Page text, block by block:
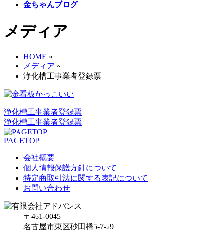
金ちゃんブログ
メディア
HOME »
メディア »
浄化槽工事業者登録票
浄化槽工事業者登録票
浄化槽工事業者登録票
PAGETOP
会社概要
個人情報保護方針について
特定商取引法に関する表記について
お問い合わせ
〒461-0045
名古屋市東区砂田橋5-7-29